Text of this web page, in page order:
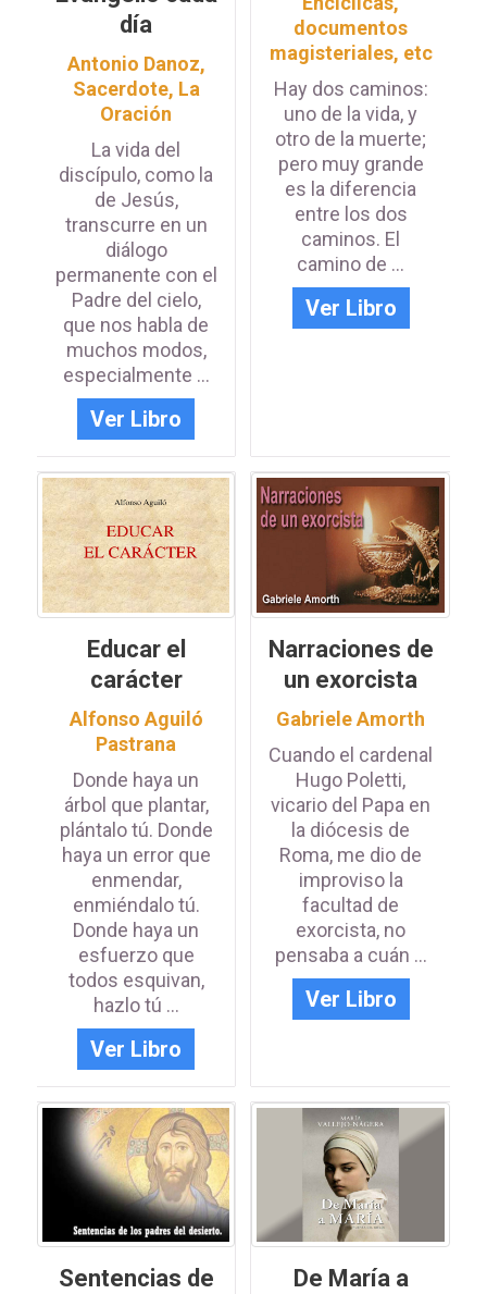
día
Antonio Danoz,
Sacerdote, La
Oración
La vida del
discípulo, como la
de Jesús,
transcurre en un
diálogo
permanente con el
Padre del cielo,
que nos habla de
muchos modos,
especialmente ...
Ver Libro
documentos
magisteriales, etc
Hay dos caminos:
uno de la vida, y
otro de la muerte;
pero muy grande
es la diferencia
entre los dos
caminos. El
camino de ...
Ver Libro
Educar el
carácter
Alfonso Aguiló
Pastrana
Donde haya un
árbol que plantar,
plántalo tú. Donde
haya un error que
enmendar,
enmiéndalo tú.
Donde haya un
esfuerzo que
todos esquivan,
hazlo tú ...
Ver Libro
Narraciones de
un exorcista
Gabriele Amorth
Cuando el cardenal
Hugo Poletti,
vicario del Papa en
la diócesis de
Roma, me dio de
improviso la
facultad de
exorcista, no
pensaba a cuán ...
Ver Libro
Sentencias de
De María a
Iniciar sesión con Linkedin
¿Has olvidado la contraseña?
Adquiere una suscripción